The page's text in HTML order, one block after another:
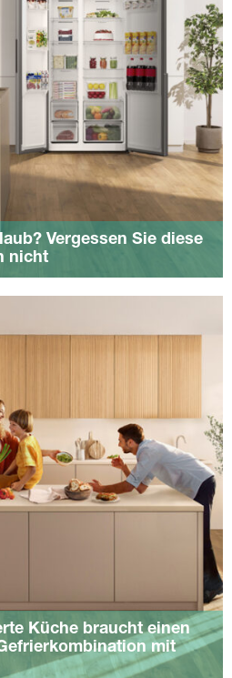
Vergessen Sie diese
nicht
Küche braucht einen
mit